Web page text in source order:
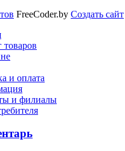
FreeCoder.by Создать сайт
товаров
и оплата
и филиалы